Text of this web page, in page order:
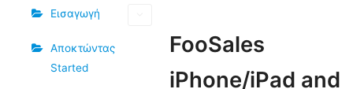
Εισαγωγή
Αποκτώντας
Started
FooSales
iPhone/iPad and
Ετικέτες